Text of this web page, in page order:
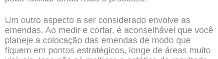
Um outro aspecto a ser considerado envolve as
emendas. Ao medir e cortar, é aconselhável que você
planeje a colocação das emendas de modo que
fiquem em pontos estratégicos, longe de áreas muito